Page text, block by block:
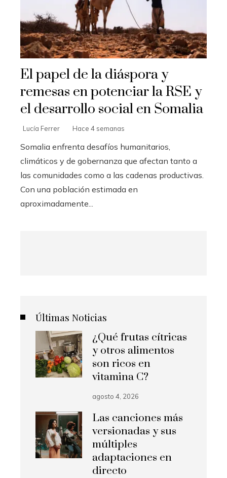
El papel de la diáspora y
remesas en potenciar la RSE y
el desarrollo social en Somalia
Lucía Ferrer Hace 4 semanas
Somalia enfrenta desafíos humanitarios,
climáticos y de gobernanza que afectan tanto a
las comunidades como a las cadenas productivas.
Con una población estimada en
aproximadamente...
Últimas Noticias
¿Qué frutas cítricas
y otros alimentos
son ricos en
vitamina C?
agosto 4, 2026
Las canciones más
versionadas y sus
múltiples
adaptaciones en
directo